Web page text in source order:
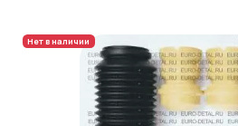
Нет в наличии